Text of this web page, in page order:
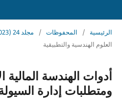
الرئيسية / المحفوظات / مجلد 24 (2023)
العلوم الهندسية والتطبيقية
أدوات الهندسة المالية
ومتطلبات إدارة